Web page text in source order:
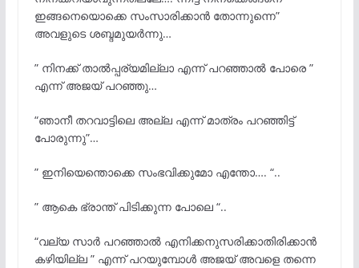
ഇങ്ങനെയൊക്കെ സംസാരിക്കാൻ തോന്നുന്നെ”
അവളുടെ ശബ്ദമുയർന്നു…
” നിനക്ക് താൽപ്പര്യമില്ലാ എന്ന് പറഞ്ഞാൽ പോരെ ”
എന്ന് അജയ് പറഞ്ഞു…
“ഞാനീ തറവാട്ടിലെ അല്ല എന്ന് മാത്രം പറഞ്ഞിട്ട്
പോരുന്നു”…
” ഇനിയെന്തൊക്കെ സംഭവിക്കുമോ എന്തോ…. “..
” ആകെ ഭ്രാന്ത് പിടിക്കുന്ന പോലെ “..
“വല്യ സാർ പറഞ്ഞാൽ എനിക്കനുസരിക്കാതിരിക്കാൻ
കഴിയില്ല ” എന്ന് പറയുമ്പോൾ അജയ് അവളെ തന്നെ